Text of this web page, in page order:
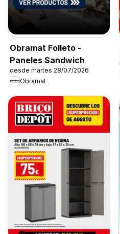
Obramat Folleto -
Paneles Sandwich
desde martes 28/07/2026
Obramat